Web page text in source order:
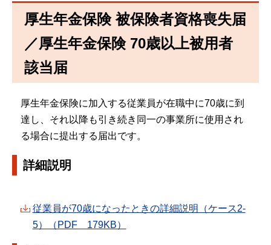
厚生年金保険 被保険者資格喪失届
／厚生年金保険 70歳以上被用者
該当届
厚生年金保険に加入する従業員が在職中に70歳に到
達し、それ以降も引き続き同一の事業所に使用され
る場合に提出する届出です。
詳細説明
従業員が70歳になったときの詳細説明（ケース2-
5）（PDF 179KB）